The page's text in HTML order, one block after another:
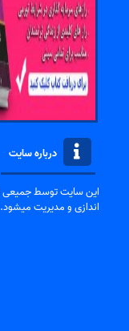
درباره سایت
این سایت توسط جمیعی از
اندازی و مدیریت میشود.